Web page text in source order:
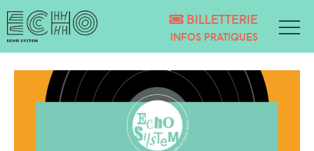
BILLETTERIE
INFOS PRATIQUES